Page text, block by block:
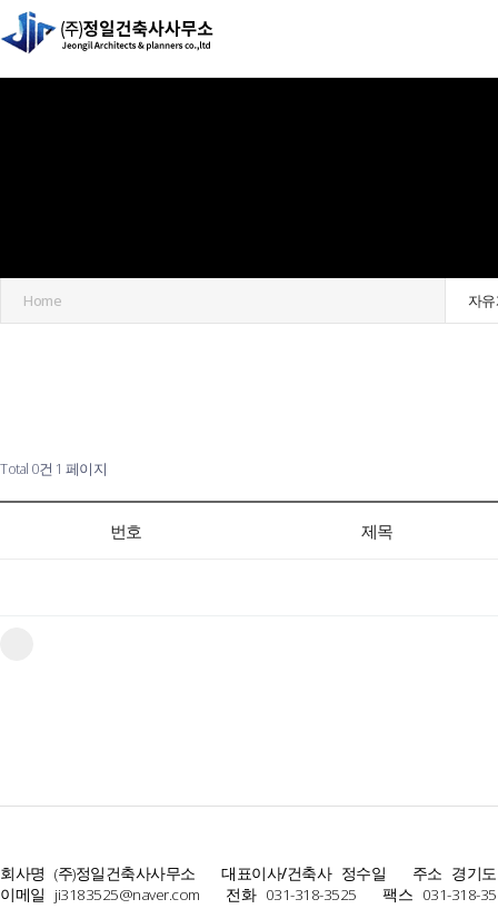
Home 자
Total 0건 1 페이지
번호 제목
회사명 (주)정일건축사사무소 대표이사/건축사 정수일 주소 경기
이메일 ji3183525@naver.com 전화 031-318-3525 팩스 031-318-